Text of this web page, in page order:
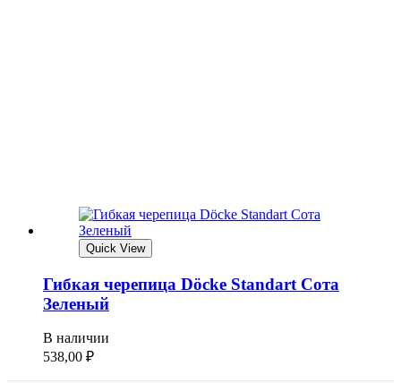
Quick View
Гибкая черепица Döcke Standart Сота
Зеленый
В наличии
538,00 ₽